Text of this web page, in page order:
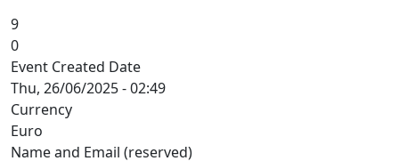
9
0
Event Created Date
Thu, 26/06/2025 - 02:49
Currency
Euro
Name and Email (reserved)